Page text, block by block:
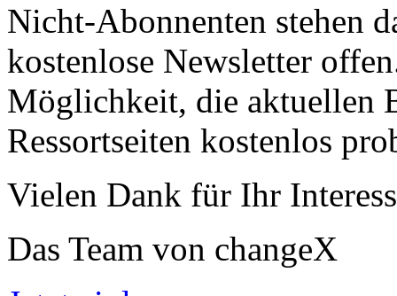
Nicht-Abonnenten stehen
kostenlose Newsletter
Möglichkeit, die aktuellen
Ressortseiten kostenlos
Vielen Dank für Ihr
Das Team von changeX